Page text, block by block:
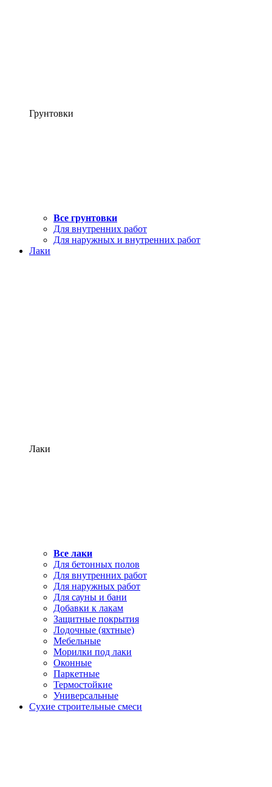
Грунтовки
Все грунтовки
Для внутренних работ
Для наружных и внутренних работ
Лаки
Лаки
Все лаки
Для бетонных полов
Для внутренних работ
Для наружных работ
Для сауны и бани
Добавки к лакам
Защитные покрытия
Лодочные (яхтные)
Мебельные
Морилки под лаки
Оконные
Паркетные
Термостойкие
Универсальные
Сухие строительные смеси